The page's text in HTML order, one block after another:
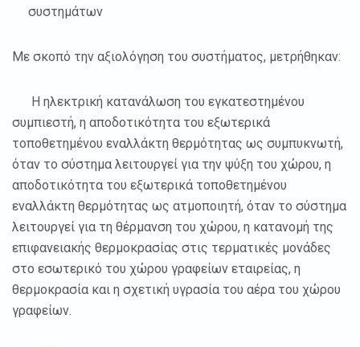
συστημάτων
Με σκοπό την αξιολόγηση του συστήματος, μετρήθηκαν:
Η ηλεκτρική κατανάλωση του εγκατεστημένου
συμπιεστή, η αποδοτικότητα του εξωτερικά
τοποθετημένου εναλλάκτη θερμότητας ως συμπυκνωτή,
όταν το σύστημα λειτουργεί για την ψύξη του χώρου, η
αποδοτικότητα του εξωτερικά τοποθετημένου
εναλλάκτη θερμότητας ως ατμοποιητή, όταν το σύστημα
λειτουργεί για τη θέρμανση του χώρου, η κατανομή της
επιφανειακής θερμοκρασίας στις τερματικές μονάδες
στο εσωτερικό του χώρου γραφείων εταιρείας, η
θερμοκρασία και η σχετική υγρασία του αέρα του χώρου
γραφείων.